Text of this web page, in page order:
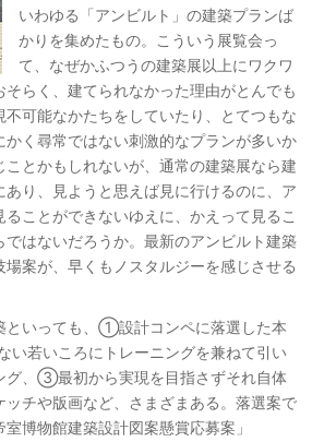
いわゆる「アンビルト」の建築プランば
かりを集めたもの。こういう展覧会っ
て、なぜかふつうの建築展以上にワクワ
らく、建てられなかった理由がとんでも
不可能なかたちをしていたり、とてつもな
かく尋常ではない刺激的なプランが多いか
ことかもしれないが、通常の建築展なら建
あり、見ようと思えば見に行けるのに、ア
ことができないゆえに、かえって見るこ
ではないだろうか。最新のアンビルト建築
案が、早くもノスタルジーを感じさせる
といっても、①設計コンペに落選した本
若いころにトレーニングを兼ねて引い
グ、③最初から実現を目指さずそれ自体
ッチや版画など、さまざまある。落選案で
博物館建築設計図案懸賞応募案」